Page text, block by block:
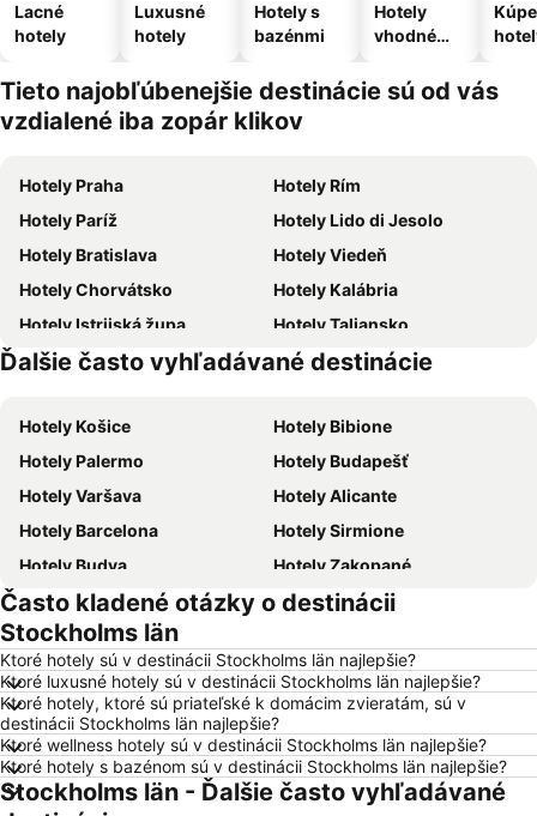
Lacné
hotely
Luxusné
hotely
Hotely s
bazénmi
Hotely
vhodné
domáce
zvieratá
Tieto najobľúbenejšie destinácie sú od vás
vzdialené iba zopár klikov
Hotely Praha
Hotely Rím
Hotely Paríž
Hotely Lido di Jesolo
Hotely Bratislava
Hotely Viedeň
Hotely Chorvátsko
Hotely Kalábria
Hotely Istrijská župa
Hotely Taliansko
Hotely Malorka
Hotely Slovensko
Ďalšie často vyhľadávané destinácie
Hotely Košice
Hotely Bibione
Hotely Palermo
Hotely Budapešť
Hotely Varšava
Hotely Alicante
Hotely Barcelona
Hotely Sirmione
Hotely Budva
Hotely Zakopané
Hotely Naples
Hotely Crikvenica
Hotely Vysoké Tatry
Hotely Gdansk
Hotely Nice
Hotely Tropea
Hotely Berlín
Hotely Lignano Sabbiadoro
Hotely Malta
Hotely Slovinsko
Hotely Ostrov Mykonos
Hotely Balaton
Hotely Grécko
Často kladené otázky o destinácii
Stockholms län
Ktoré hotely sú v destinácii Stockholms län najlepšie?
Ktoré luxusné hotely sú v destinácii Stockholms län najlepšie?
Ktoré hotely, ktoré sú priateľské k domácim zvieratám, sú v
destinácii Stockholms län najlepšie?
Ktoré wellness hotely sú v destinácii Stockholms län najlepšie?
Ktoré hotely s bazénom sú v destinácii Stockholms län najlepšie?
Stockholms län - Ďalšie často vyhľadávané